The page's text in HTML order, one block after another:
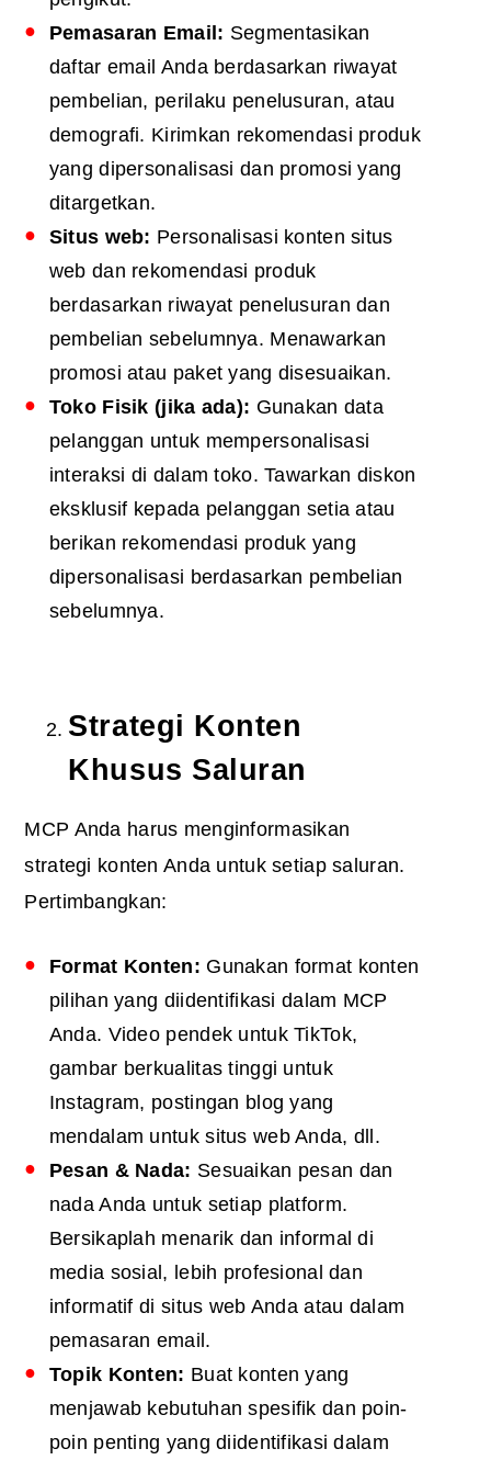
Pemasaran Email: Segmentasikan
daftar email Anda berdasarkan riwayat
pembelian, perilaku penelusuran, atau
demografi. Kirimkan rekomendasi produk
yang dipersonalisasi dan promosi yang
ditargetkan.
Situs web: Personalisasi konten situs
web dan rekomendasi produk
berdasarkan riwayat penelusuran dan
pembelian sebelumnya. Menawarkan
promosi atau paket yang disesuaikan.
Toko Fisik (jika ada): Gunakan data
pelanggan untuk mempersonalisasi
interaksi di dalam toko. Tawarkan diskon
eksklusif kepada pelanggan setia atau
berikan rekomendasi produk yang
dipersonalisasi berdasarkan pembelian
sebelumnya.
Strategi Konten
Khusus Saluran
MCP Anda harus menginformasikan
strategi konten Anda untuk setiap saluran.
Pertimbangkan:
Format Konten: Gunakan format konten
pilihan yang diidentifikasi dalam MCP
Anda. Video pendek untuk TikTok,
gambar berkualitas tinggi untuk
Instagram, postingan blog yang
mendalam untuk situs web Anda, dll.
Pesan & Nada: Sesuaikan pesan dan
nada Anda untuk setiap platform.
Bersikaplah menarik dan informal di
media sosial, lebih profesional dan
informatif di situs web Anda atau dalam
pemasaran email.
Topik Konten: Buat konten yang
menjawab kebutuhan spesifik dan poin-
poin penting yang diidentifikasi dalam